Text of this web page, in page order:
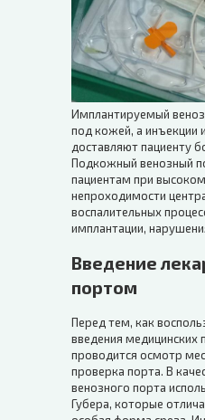
Имплантируемый
под кожей, а инъекции
доставляют пациенту
Подкожный венозный
пациентам при
непроходимости
воспалительных
имплантации,
Введение
портом
Перед тем, как
введения медицинских
проводится осмотр
проверка порта. В
венозного порта
Губера, которые